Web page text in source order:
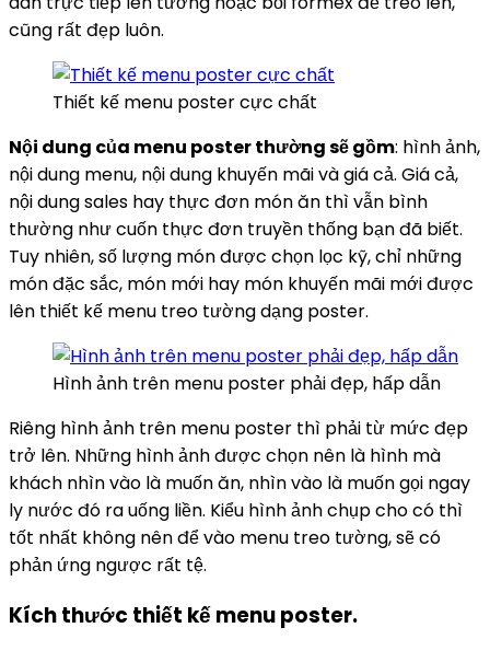
cũng rất đẹp luôn.
Thiết kế menu poster cực chất
Nội dung của menu poster thường sẽ gồm: hình ảnh,
nội dung menu, nội dung khuyến mãi và giá cả. Giá cả,
nội dung sales hay thực đơn món ăn thì vẫn bình
thường như cuốn thực đơn truyền thống bạn đã biết.
Tuy nhiên, số lượng món được chọn lọc kỹ, chỉ những
món đặc sắc, món mới hay món khuyến mãi mới được
lên thiết kế menu treo tường dạng poster.
Hình ảnh trên menu poster phải đẹp, hấp dẫn
Riêng hình ảnh trên menu poster thì phải từ mức đẹp
trở lên. Những hình ảnh được chọn nên là hình mà
khách nhìn vào là muốn ăn, nhìn vào là muốn gọi ngay
ly nước đó ra uống liền. Kiểu hình ảnh chụp cho có thì
tốt nhất không nên để vào menu treo tường, sẽ có
phản ứng ngược rất tệ.
Kích thước thiết kế menu poster.